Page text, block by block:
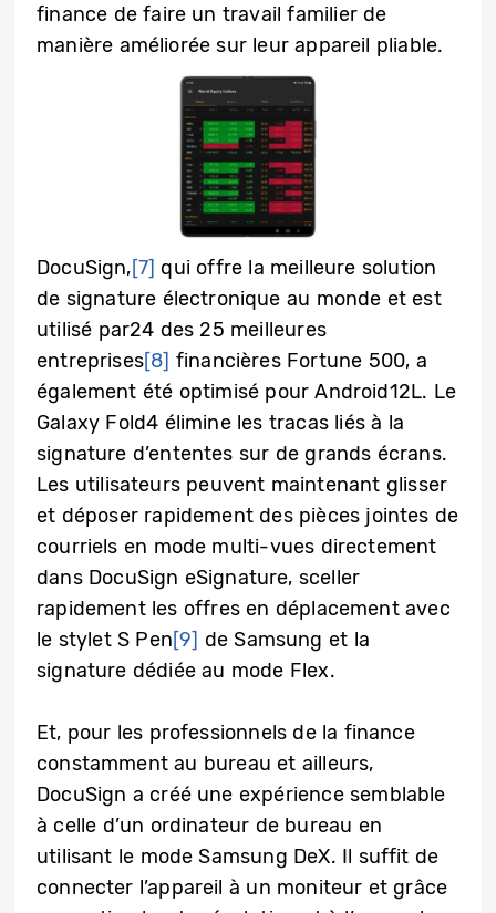
finance de faire un travail familier de
manière améliorée sur leur appareil pliable.
DocuSign,[7] qui offre la meilleure solution
de signature électronique au monde et est
utilisé par24 des 25 meilleures
entreprises[8] financières Fortune 500, a
également été optimisé pour Android12L. Le
Galaxy Fold4 élimine les tracas liés à la
signature d’ententes sur de grands écrans.
Les utilisateurs peuvent maintenant glisser
et déposer rapidement des pièces jointes de
courriels en mode multi-vues directement
dans DocuSign eSignature, sceller
rapidement les offres en déplacement avec
le stylet S Pen[9] de Samsung et la
signature dédiée au mode Flex.
Et, pour les professionnels de la finance
constamment au bureau et ailleurs,
DocuSign a créé une expérience semblable
à celle d’un ordinateur de bureau en
utilisant le mode Samsung DeX. Il suffit de
connecter l’appareil à un moniteur et grâce